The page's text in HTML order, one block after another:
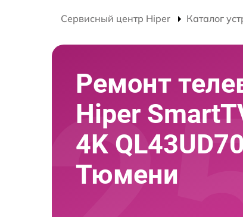
Сервисный центр Hiper Каталог
Ремонт
Hiper
4K
Тюмени